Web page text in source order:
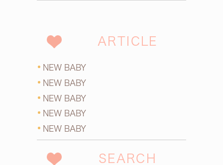
ARTICLE
NEW BABY
NEW BABY
NEW BABY
NEW BABY
NEW BABY
SEARCH